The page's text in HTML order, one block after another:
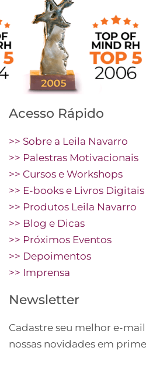
Acesso Rápido
>> Sobre a Leila Navarro
>> Palestras Motivacionais
>> Cursos e Workshops
>> E-books e Livros Digitais
>> Produtos Leila Navarro
>> Blog e Dicas
>> Próximos Eventos
>> Depoimentos
>> Imprensa
Newsletter
Cadastre seu melhor e-
nossas novidades em